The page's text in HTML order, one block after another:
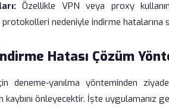
Özellikle VPN veya proxy
nedeniyle indirme hatalarına
Hatası Çözüm
deneme-yanılma yönteminden
kaybını önleyecektir. İşte uygulamanız